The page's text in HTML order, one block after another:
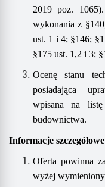
2019 poz.
wykonania z §
ust. 1 i 4; §146; §
§175 ust. 1,2 i 3; §
Ocenę stanu
posiadająca
wpisana na listę
budownictwa.
Informacje
Oferta powinna
wyżej wymienion